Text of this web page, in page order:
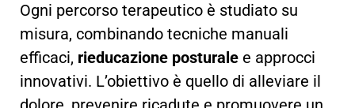
Ogni percorso terapeutico è studiato su
misura, combinando tecniche manuali
efficaci, rieducazione posturale e approcci
innovativi. L’obiettivo è quello di alleviare il